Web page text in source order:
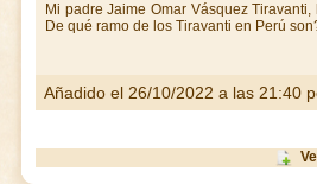
Mi padre Jaime Omar Vásquez
De qué ramo de los Tiravanti en Perú
Añadido el 26/10/2022 a las 21:40